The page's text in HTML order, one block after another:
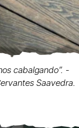
cabalgando”. -
Saavedra.